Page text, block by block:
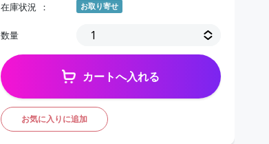
在庫状況 お取り寄せ
数量
カートへ入れる
お気に入りに追加